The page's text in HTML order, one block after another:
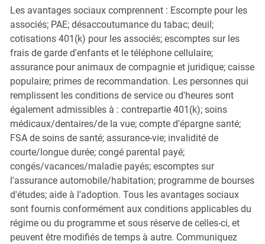
Les avantages sociaux comprennent : Escompte pour les
associés; PAE; désaccoutumance du tabac; deuil;
cotisations 401(k) pour les associés; escomptes sur les
frais de garde d'enfants et le téléphone cellulaire;
assurance pour animaux de compagnie et juridique; caisse
populaire; primes de recommandation. Les personnes qui
remplissent les conditions de service ou d'heures sont
également admissibles à : contrepartie 401(k); soins
médicaux/dentaires/de la vue; compte d'épargne santé;
FSA de soins de santé; assurance-vie; invalidité de
courte/longue durée; congé parental payé;
congés/vacances/maladie payés; escomptes sur
l'assurance automobile/habitation; programme de bourses
d'études; aide à l'adoption. Tous les avantages sociaux
sont fournis conformément aux conditions applicables du
régime ou du programme et sous réserve de celles-ci, et
peuvent être modifiés de temps à autre. Communiquez